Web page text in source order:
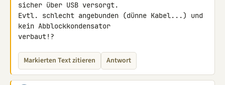
sicher über USB versorgt.
Evtl. schlecht angebunden (dünne Kabel...) und
kein Abblockkondensator
verbaut!?
Markierten Text zitieren Antwort